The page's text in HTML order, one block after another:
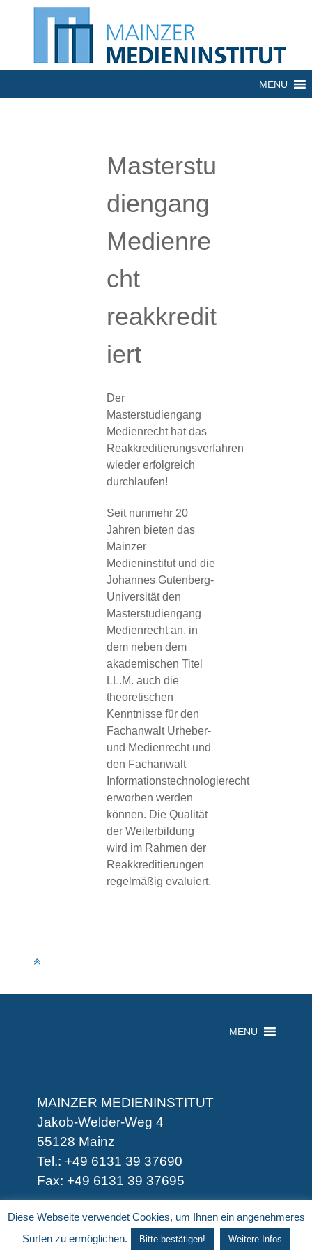
MENU
Masterstu
diengang
Medienre
cht
reakkredit
iert
Der
Masterstudiengang
Medienrecht hat das
Reakkreditierungsverfahren
wieder erfolgreich
durchlaufen!
Seit nunmehr 20
Jahren bieten das
Mainzer
Medieninstitut und die
Johannes Gutenberg-
Universität den
Masterstudiengang
Medienrecht an, in
dem neben dem
akademischen Titel
LL.M. auch die
theoretischen
Kenntnisse für den
Fachanwalt Urheber-
und Medienrecht und
den Fachanwalt
Informationstechnologierecht
erworben werden
können. Die Qualität
der Weiterbildung
wird im Rahmen der
Reakkreditierungen
regelmäßig evaluiert.
MENU
MAINZER MEDIENINSTITUT
Jakob-Welder-Weg 4
55128 Mainz
Tel.: +49 6131 39 37690
Fax: +49 6131 39 37695
-
Diese Webseite verwendet Cookies, um Ihnen ein angenehmeres
Surfen zu ermöglichen.
Bitte bestätigen! Weitere Infos